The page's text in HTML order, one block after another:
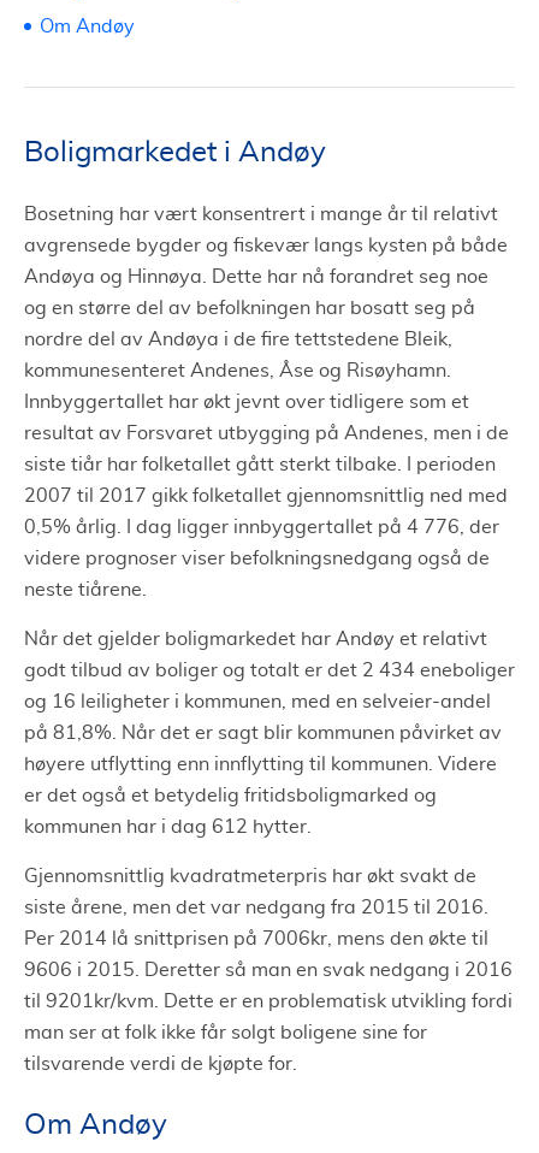
Boligmarkedet i Andøy
Bosetning har vært konsentrert i mange år til relativt
avgrensede bygder og fiskevær langs kysten på både
Andøya og Hinnøya. Dette har nå forandret seg noe
og en større del av befolkningen har bosatt seg på
nordre del av Andøya i de fire tettstedene Bleik,
kommunesenteret Andenes, Åse og Risøyhamn.
Innbyggertallet har økt jevnt over tidligere som et
resultat av Forsvaret utbygging på Andenes, men i de
siste tiår har folketallet gått sterkt tilbake. I perioden
2007 til 2017 gikk folketallet gjennomsnittlig ned med
0,5% årlig. I dag ligger innbyggertallet på 4 776, der
videre prognoser viser befolkningsnedgang også de
neste tiårene.
Når det gjelder boligmarkedet har Andøy et relativt
godt tilbud av boliger og totalt er det 2 434 eneboliger
og 16 leiligheter i kommunen, med en selveier-andel
på 81,8%. Når det er sagt blir kommunen påvirket av
høyere utflytting enn innflytting til kommunen. Videre
er det også et betydelig fritidsboligmarked og
kommunen har i dag 612 hytter.
Gjennomsnittlig kvadratmeterpris har økt svakt de
siste årene, men det var nedgang fra 2015 til 2016.
Per 2014 lå snittprisen på 7006kr, mens den økte til
9606 i 2015. Deretter så man en svak nedgang i 2016
til 9201kr/kvm. Dette er en problematisk utvikling fordi
man ser at folk ikke får solgt boligene sine for
tilsvarende verdi de kjøpte for.
Om Andøy
Om Andøy